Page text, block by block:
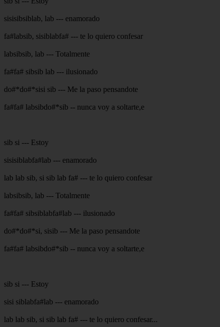
sisisibsiblab, lab --- enamorado
fa#labsib, sisiblabfa# --- te lo quiero confesar
labsibsib, lab --- Totalmente
fa#fa# sibsib lab --- ilusionado
do#*do#*sisi sib --- Me la paso pensandote
fa#fa# labsibdo#*sib -- nunca voy a soltarte,e
sib si --- Estoy
sisisiblabfa#lab --- enamorado
lab lab sib, si sib lab fa# --- te lo quiero confesar
labsibsib, lab --- Totalmente
fa#fa# sibsiblabfa#lab --- ilusionado
do#*do#*si, sisib --- Me la paso pensandote
fa#fa# labsibdo#*sib -- nunca voy a soltarte,e
sib si --- Estoy
sisi siblabfa#lab --- enamorado
lab lab sib, si sib lab fa# --- te lo quiero confesar...